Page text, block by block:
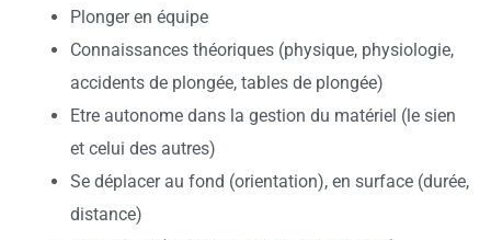
Plonger en équipe
Connaissances théoriques (physique, physiologie,
accidents de plongée, tables de plongée)
Etre autonome dans la gestion du matériel (le sien
et celui des autres)
Se déplacer au fond (orientation), en surface (durée,
distance)